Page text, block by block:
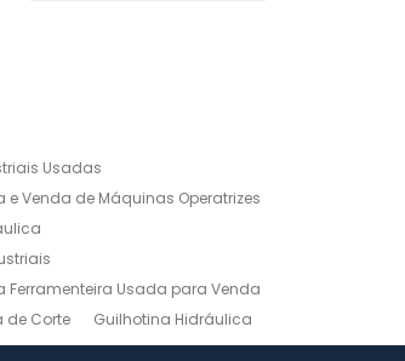
Usadas
e Venda de Máquinas Operatrizes
Ferramenteira Usada para Venda
de Corte
Guilhotina Hidráulica
Marceneiro